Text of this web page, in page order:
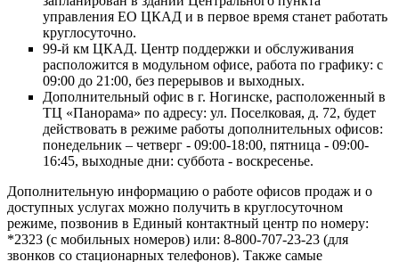
управления ЕО ЦКАД и в первое время станет работать
круглосуточно.
99-й км ЦКАД. Центр поддержки и обслуживания
расположится в модульном офисе, работа по графику: с
09:00 до 21:00, без перерывов и выходных.
Дополнительный офис в г. Ногинске, расположенный в
ТЦ «Панорама» по адресу: ул. Поселковая, д. 72, будет
действовать в режиме работы дополнительных офисов:
понедельник – четверг - 09:00-18:00, пятница - 09:00-
16:45, выходные дни: суббота - воскресенье.
Дополнительную информацию о работе офисов продаж и о
доступных услугах можно получить в круглосуточном
режиме, позвонив в Единый контактный центр по номеру:
*2323 (с мобильных номеров) или: 8-800-707-23-23 (для
звонков со стационарных телефонов). Также самые